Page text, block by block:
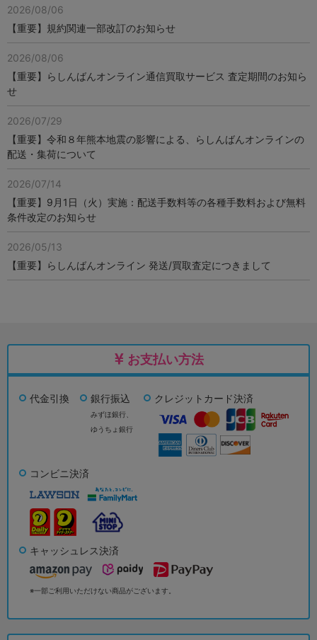
2026/08/06
【重要】規約関連一部改訂のお知らせ
2026/08/06
【重要】らしんばんオンライン通信買取サービス 査定期間のお知ら
せ
2026/07/29
【重要】令和８年熊本地震の影響による、らしんばんオンラインの
配送・集荷について
2026/07/14
【重要】9月1日（火）実施：配送手数料等の各種手数料および無料
条件改定のお知らせ
2026/05/13
【重要】らしんばんオンライン 発送/買取査定につきまして
お支払い方法
代金引換 銀行振込
みずほ銀行、
ゆうちょ銀行
クレジットカード決済
コンビニ決済
キャッシュレス決済
※一部ご利用いただけない商品がございます。